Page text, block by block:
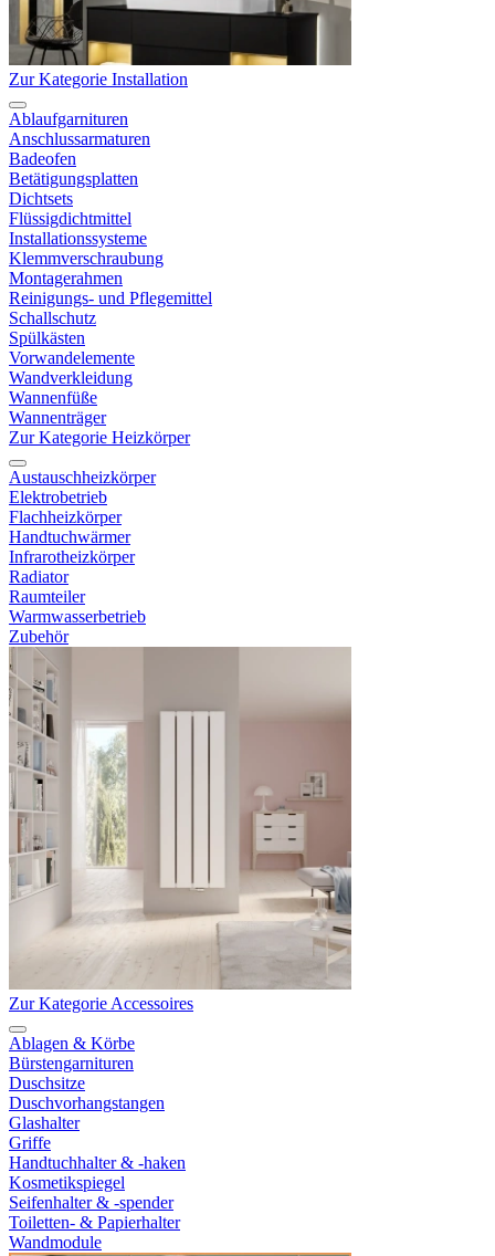
Zur Kategorie Installation
Ablaufgarnituren
Anschlussarmaturen
Badeofen
Betätigungsplatten
Dichtsets
Flüssigdichtmittel
Installationssysteme
Klemmverschraubung
Montagerahmen
Reinigungs- und Pflegemittel
Schallschutz
Spülkästen
Vorwandelemente
Wandverkleidung
Wannenfüße
Wannenträger
Zur Kategorie Heizkörper
Austauschheizkörper
Elektrobetrieb
Flachheizkörper
Handtuchwärmer
Infrarotheizkörper
Radiator
Raumteiler
Warmwasserbetrieb
Zubehör
Zur Kategorie Accessoires
Ablagen & Körbe
Bürstengarnituren
Duschsitze
Duschvorhangstangen
Glashalter
Griffe
Handtuchhalter & -haken
Kosmetikspiegel
Seifenhalter & -spender
Toiletten- & Papierhalter
Wandmodule